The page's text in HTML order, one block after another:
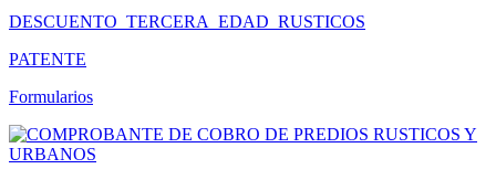
DESCUENTO_TERCERA_EDAD_RUSTICOS
PATENTE
Formularios